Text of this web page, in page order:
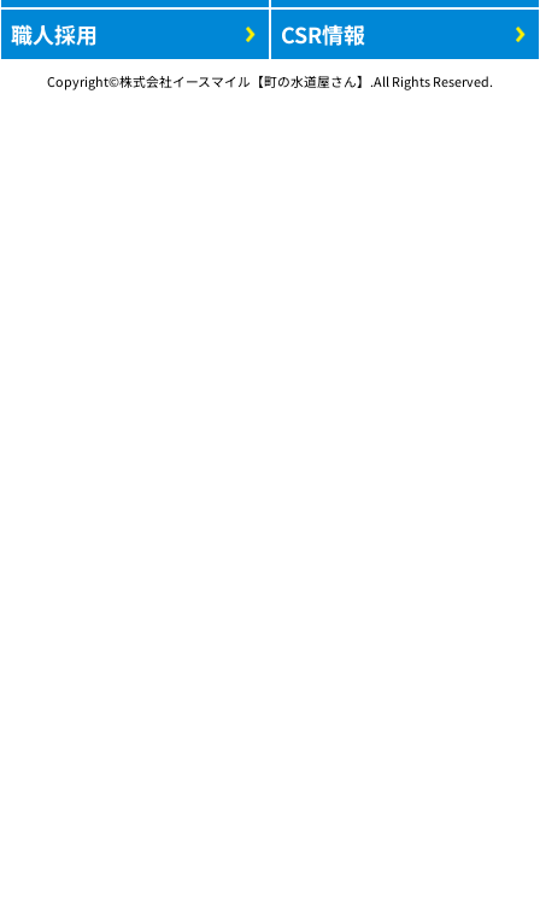
職人採用
CSR情報
Copyright©株式会社イースマイル【町の水道屋さん】.All Rights Reserved.